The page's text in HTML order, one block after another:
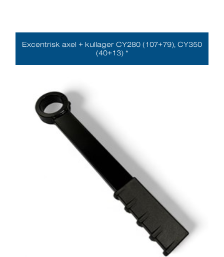
Excentrisk axel + kullager CY280 (107+79), CY350
(40+13) *